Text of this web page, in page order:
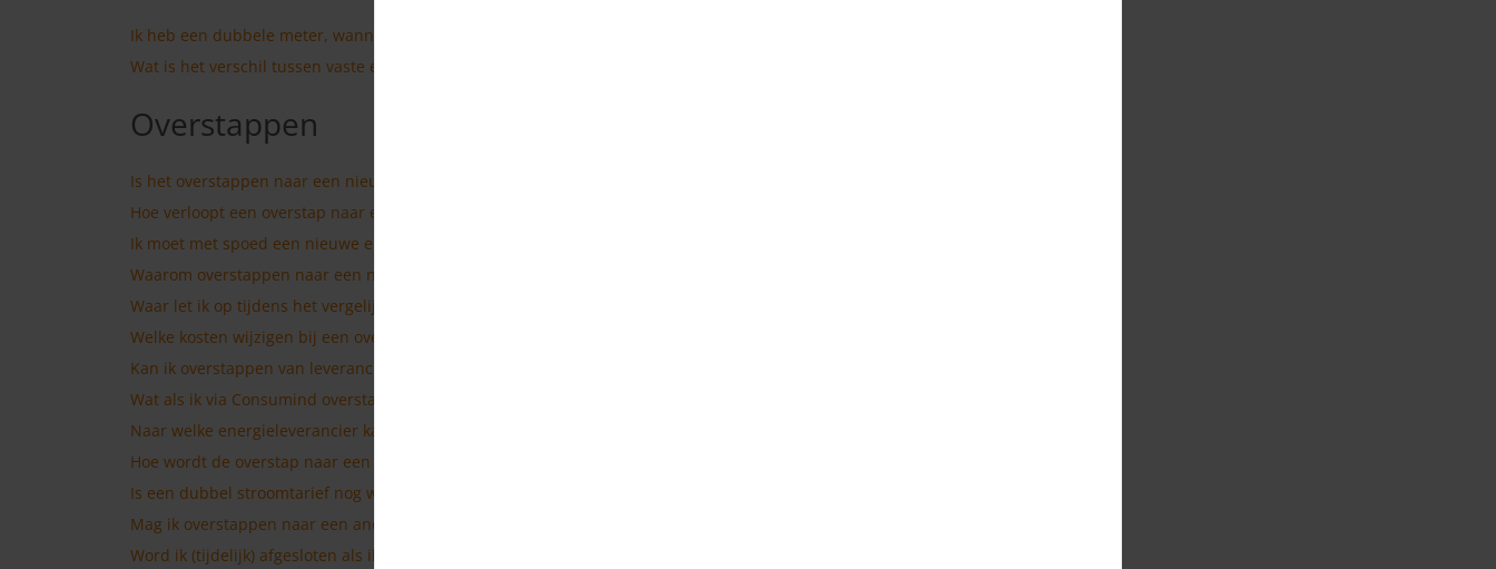
Ik heb een dubbele meter, wanneer gaat het lagere tarief in?
Wat is het verschil tussen vaste en variabele leveringstarief?
Overstappen
Is het overstappen naar een nieuwe energieleverancier gratis?
Hoe verloopt een overstap naar een andere energieleverancier?
Ik moet met spoed een nieuwe energieleverancier aanvragen van mijn netbeheerder, hoe gaat dat?
Waarom overstappen naar een nieuwe energieleverancier?
Waar let ik op tijdens het vergelijken?
Welke kosten wijzigen bij een overstap van energieleveranciers?
Kan ik overstappen van leverancier als ik stadsverwarming hebt?
Wat als ik via Consumind overstap maar me later bedenk?
Naar welke energieleverancier kan ik via Consumind overstappen?
Hoe wordt de overstap naar een nieuwe energieleverancier geregeld?
Is een dubbel stroomtarief nog wel interessant voor mij?
Mag ik overstappen naar een andere energieleverancier wanneer ik wil?
Word ik (tijdelijk) afgesloten als ik overstap?